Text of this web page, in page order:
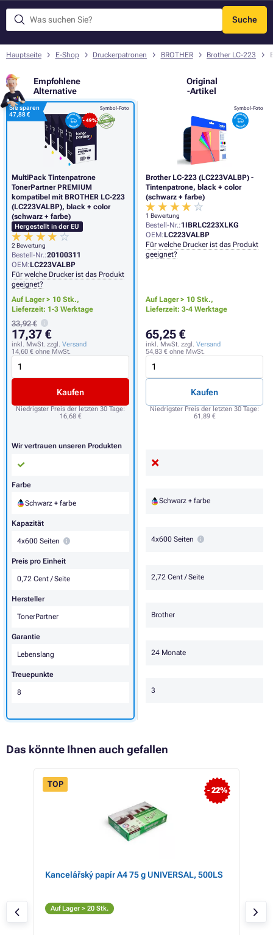
Suche
Menü
Hauptseite E-Shop Druckerpatronen BROTHER Brother LC-223
Empfohlene
Alternative
Original
-Artikel
Symbol-Foto
Brother LC-223 (LC223VALBP) -
Tintenpatrone, black + color
(schwarz + farbe)
1 Bewertung
Bestell-Nr.:1IBRLC223XLKG
OEM:LC223VALBP
Für welche Drucker ist das Produkt
geeignet?
Auf Lager > 10 Stk.,
Lieferzeit: 3-4 Werktage
65,25 €
inkl. MwSt. zzgl. Versand
54,83 € ohne MwSt.
Kaufen
Niedrigster Preis der letzten 30 Tage:
61,89 €
Schwarz + farbe
4x600 Seiten
2,72 Cent / Seite
Brother
24 Monate
3
Symbol-Foto
- 49%
Sie sparen
47,88 €
MultiPack Tintenpatrone
TonerPartner PREMIUM
kompatibel mit BROTHER LC-223
(LC223VALBP), black + color
(schwarz + farbe)
Hergestellt in der EU
2 Bewertung
Bestell-Nr.:20100311
OEM:LC223VALBP
Für welche Drucker ist das Produkt
geeignet?
Auf Lager > 10 Stk.,
Lieferzeit: 1-3 Werktage
33,92 €
17,37 €
inkl. MwSt. zzgl. Versand
14,60 € ohne MwSt.
Kaufen
Niedrigster Preis der letzten 30 Tage:
16,68 €
Wir vertrauen unseren Produkten
Farbe
Schwarz + farbe
Kapazität
4x600 Seiten
Preis pro Einheit
0,72 Cent / Seite
Hersteller
TonerPartner
Garantie
Lebenslang
Treuepunkte
8
Das könnte Ihnen auch gefallen
- 22%
TOP
Kancelářský papír A4 75 g UNIVERSAL, 500LS
Auf Lager > 20 Stk.